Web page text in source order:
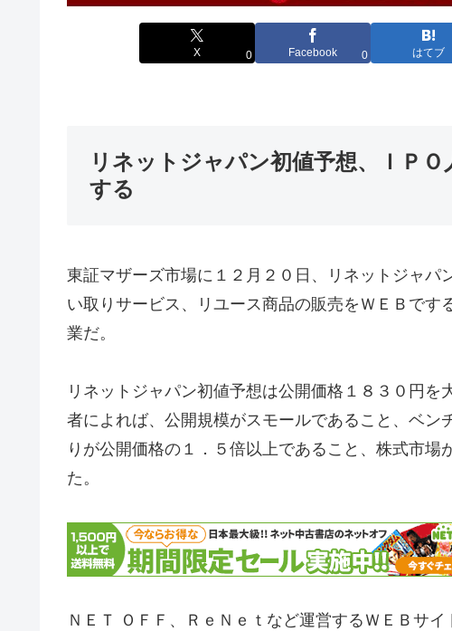
X 0 Facebook 0 はてブ
リネットジャパン初値予想、ＩＰ
する
東証マザーズ市場に１２月２０日、リネットジャパ
い取りサービス、リユース商品の販売をＷＥＢで
業だ。
リネットジャパン初値予想は公開価格１８３０円
者によれば、公開規模がスモールであること、ベン
りが公開価格の１．５倍以上であること、株式市
た。
ＮＥＴ ＯＦＦ、ＲｅＮｅｔなど運営するＷＥＢサ